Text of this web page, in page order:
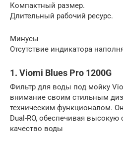
Компактный размер.
Длительный рабочий ресурс.
Минусы
Отсутствие индикатора
1. Viomi Blues Pro 1200G
Фильтр для воды под мойку
внимание своим стильным
техническим функционалом.
Dual-RO, обеспечивая высокую
качество воды